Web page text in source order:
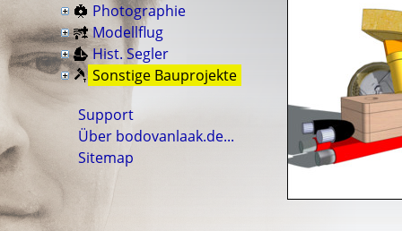
Photographie
Modellflug
Hist. Segler
Sonstige Bauprojekte
Support
Über bodovanlaak.de...
Sitemap